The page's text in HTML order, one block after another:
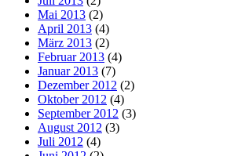
Mai 2013 (2)
April 2013 (4)
März 2013 (2)
Februar 2013 (4)
Januar 2013 (7)
Dezember 2012 (2)
Oktober 2012 (4)
September 2012 (3)
August 2012 (3)
Juli 2012 (4)